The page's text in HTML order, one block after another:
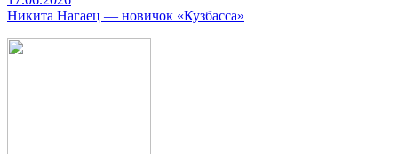
Никита Нагаец — новичок «Кузбасса»